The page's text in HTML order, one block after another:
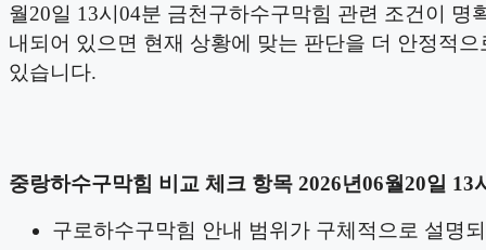
월20일 13시04분 금천구하수구막힘 관련 조건이 명
내되어 있으면 현재 상황에 맞는 판단을 더 안정적으
있습니다.
중랑하수구막힘 비교 체크 항목 2026년06월20일 13
구로하수구막힘 안내 범위가 구체적으로 설명